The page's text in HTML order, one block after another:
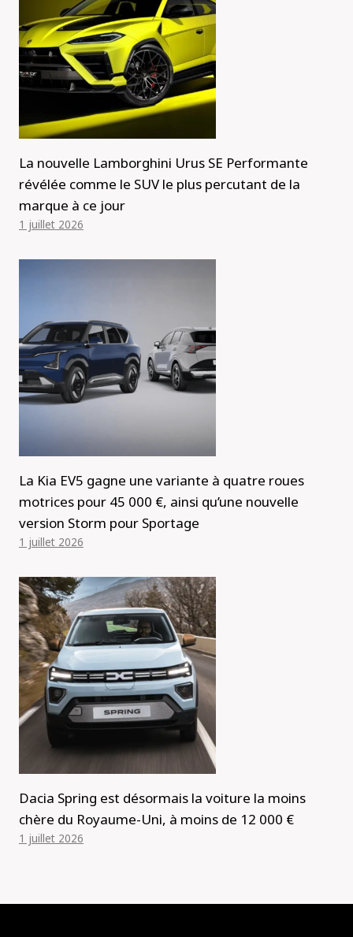
La nouvelle Lamborghini Urus SE Performante
révélée comme le SUV le plus percutant de la
marque à ce jour
1 juillet 2026
La Kia EV5 gagne une variante à quatre roues
motrices pour 45 000 €, ainsi qu’une nouvelle
version Storm pour Sportage
1 juillet 2026
Dacia Spring est désormais la voiture la moins
chère du Royaume-Uni, à moins de 12 000 €
1 juillet 2026